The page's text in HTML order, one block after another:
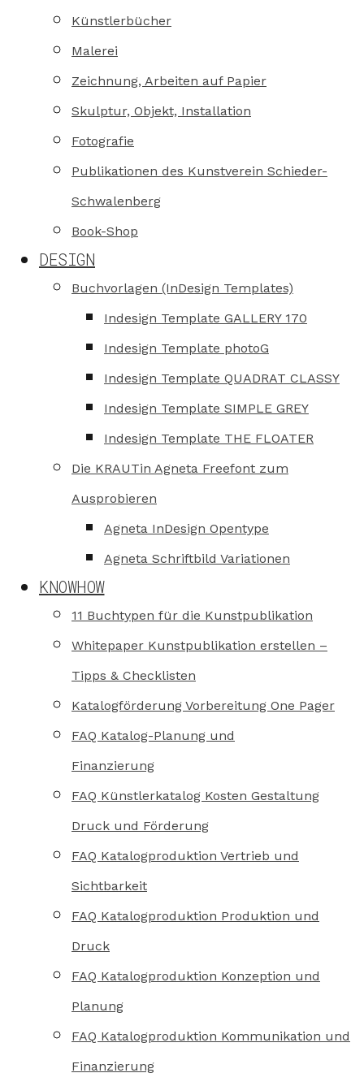
Künstlerbücher
Malerei
Zeichnung, Arbeiten auf Papier
Skulptur, Objekt, Installation
Fotografie
Publikationen des Kunstverein Schieder-
Schwalenberg
Book-Shop
DESIGN
Buchvorlagen (InDesign Templates)
Indesign Template GALLERY 170
Indesign Template photoG
Indesign Template QUADRAT CLASSY
Indesign Template SIMPLE GREY
Indesign Template THE FLOATER
Die KRAUTin Agneta Freefont zum
Ausprobieren
Agneta InDesign Opentype
Agneta Schriftbild Variationen
KNOWHOW
11 Buchtypen für die Kunstpublikation
Whitepaper Kunstpublikation erstellen –
Tipps & Checklisten
Katalogförderung Vorbereitung One Pager
FAQ Katalog-Planung und
Finanzierung
FAQ Künstlerkatalog Kosten Gestaltung
Druck und Förderung
FAQ Katalogproduktion Vertrieb und
Sichtbarkeit
FAQ Katalogproduktion Produktion und
Druck
FAQ Katalogproduktion Konzeption und
Planung
FAQ Katalogproduktion Kommunikation und
Finanzierung